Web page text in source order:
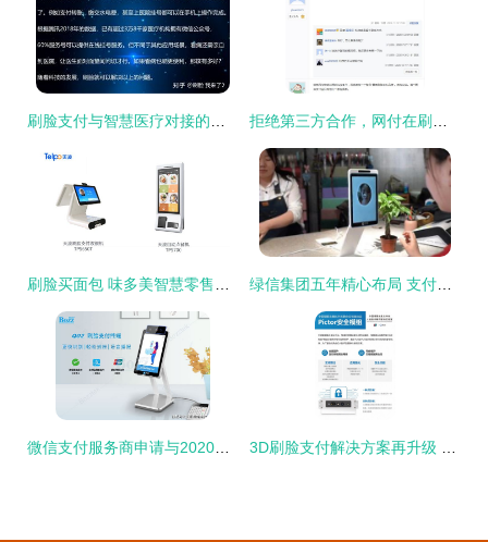
刷脸支付与智慧医疗对接的难点与移动支付解决方案 拒绝第三方合作，网付在刷脸支付领域的底气从何而来？
刷脸买面包 味多美智慧零售新体验 绿信集团五年精心布局 支付宝为何如此重视刷脸支付？
微信支付服务商申请与2020智能设备补助领取全攻略 3D刷脸支付解决方案再升级 第五届中国金融科技安全大会聚焦移动支付安全新趋势